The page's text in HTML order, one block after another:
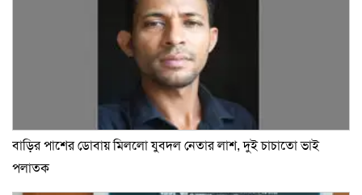
বাড়ির পাশের ডোবায় মিললো যুবদল নেতার লাশ, দুই চাচাতো ভাই
পলাতক